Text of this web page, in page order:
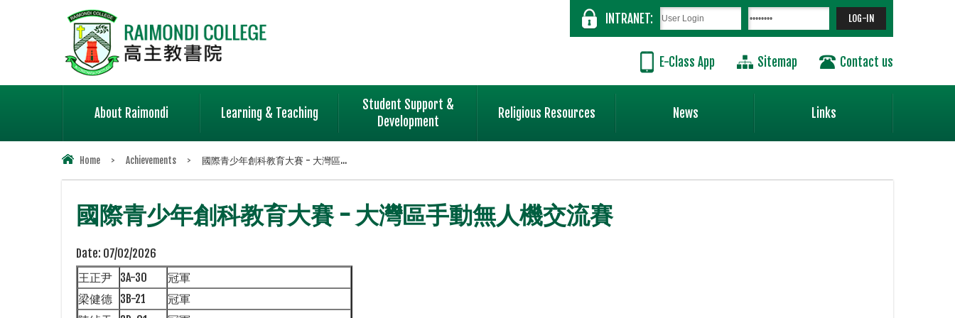
INTRANET:
E-Class App Sitemap Contact us
About Raimondi Learning & Teaching
Student Support &
Development
Religious Resources News Links
Home > Achievements > 國際青少年創科教育大賽 - 大灣區...
國際青少年創科教育大賽 - 大灣區手動無人機交流賽
Date: 07/02/2026
王正尹 3A-30
冠軍
梁健德 3B-21
冠軍